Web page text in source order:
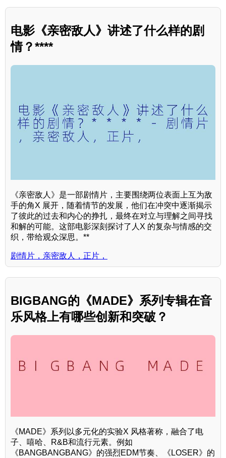
电影《亲密敌人》讲述了什么样的剧
情？****
《亲密敌人》是一部剧情片，主要围绕两位表面上互为敌
手的角X 展开，随着情节的发展，他们在冲突中逐渐揭示
了彼此的过去和内心的挣扎，最终在对立与理解之间寻找
和解的可能。这部电影深刻探讨了人X 的复杂与情感的交
织，带给观众深思。**
剧情片，亲密敌人，正片，
BIGBANG的《MADE》系列专辑在音
乐风格上有哪些创新和突破？
《MADE》系列以多元化的实验X 风格著称，融合了电
子、嘻哈、R&B和流行元素。例如
《BANGBANGBANG》的强烈EDM节奏、《LOSER》的